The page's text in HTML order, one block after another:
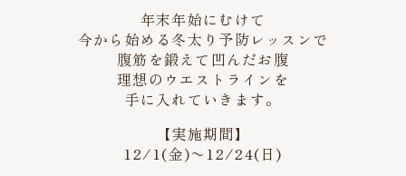
年末年始にむけて
今から始める冬太り予防レッスンで
腹筋を鍛えて凹んだお腹
理想のウエストラインを
手に入れていきます。
【実施期間】
12/1(金)〜12/24(日)